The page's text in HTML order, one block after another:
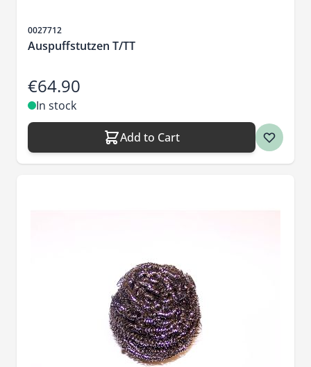
Sku
0027712
Auspuffstutzen T/TT
€64.90
In stock
Add to Cart